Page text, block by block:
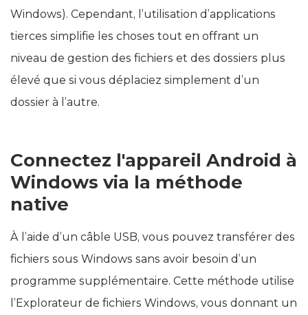
Windows). Cependant, l’utilisation d’applications
tierces simplifie les choses tout en offrant un
niveau de gestion des fichiers et des dossiers plus
élevé que si vous déplaciez simplement d’un
dossier à l’autre.
Connectez l'appareil Android à
Windows via la méthode
native
À l’aide d’un câble USB, vous pouvez transférer des
fichiers sous Windows sans avoir besoin d’un
programme supplémentaire. Cette méthode utilise
l’Explorateur de fichiers Windows, vous donnant un